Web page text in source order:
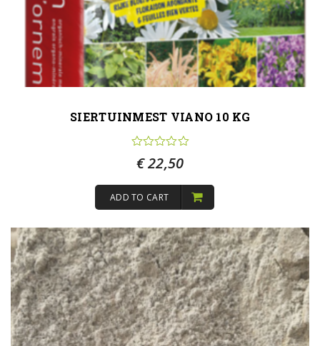
SIERTUINMEST VIANO 10 KG
€22,50
ADD TO CART